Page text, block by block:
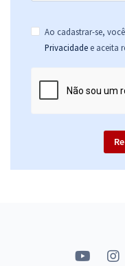
Politec PE - Polícia
Ao cadastrar-se,
Privacidade e aceita